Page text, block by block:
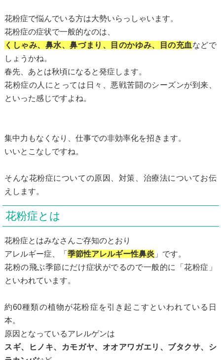
花粉症で悩んでいる方は大勢いらっしゃいます。
花粉症の症状で一般的なのは、
くしゃみ、鼻水、鼻づまり、目のかゆみ、目の充血 などで
しょうかね。
春先、あとは秋頃になると発症します。
花粉症の人にとっては日々、悪戦苦闘のシーズンが到来、
といった感じですよね。
集中力もなくなり、仕事での非効率化を招きます。
いいとこなしですね。
そんな花粉症についての原因、対策、治療法についてお伝
えします。
花粉症とは
花粉症とはみなさんご存知のとおり
アレルギー症、「 季節性アレルギー性鼻炎」です。
花粉の飛ぶ季節にだけ症状がでるので一般的に「花粉症」
といわれています。
約60種類の植物が花粉症を引き起こすといわれている日
本。
原因となっているアレルゲンは
スギ、ヒノキ、カモガヤ、オオアワガエリ、ブタクサ、シ